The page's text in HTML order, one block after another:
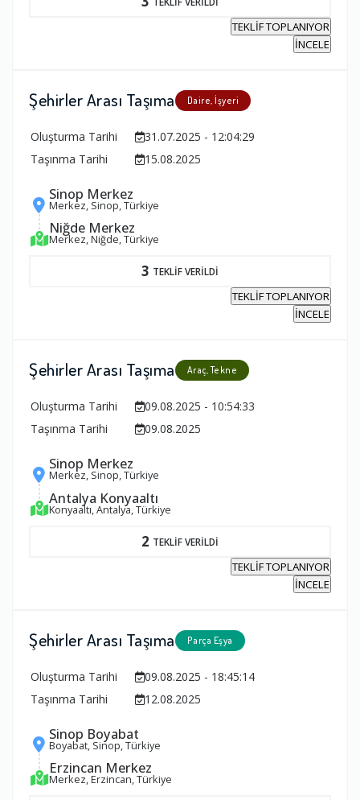
TEKLİF TOPLANIYOR
İNCELE
Şehirler Arası Taşıma Daire, İşyeri
Oluşturma Tarihi
31.07.2025 - 12:04:29
Taşınma Tarihi
15.08.2025
Sinop Merkez
Merkez, Sinop, Türkiye
Niğde Merkez
Merkez, Niğde, Türkiye
3 TEKLİF VERİLDİ
TEKLİF TOPLANIYOR
İNCELE
Şehirler Arası Taşıma Araç, Tekne
Oluşturma Tarihi
09.08.2025 - 10:54:33
Taşınma Tarihi
09.08.2025
Sinop Merkez
Merkez, Sinop, Türkiye
Antalya Konyaaltı
Konyaaltı, Antalya, Türkiye
2 TEKLİF VERİLDİ
TEKLİF TOPLANIYOR
İNCELE
Şehirler Arası Taşıma Parça Eşya
Oluşturma Tarihi
09.08.2025 - 18:45:14
Taşınma Tarihi
12.08.2025
Sinop Boyabat
Boyabat, Sinop, Türkiye
Erzincan Merkez
Merkez, Erzincan, Türkiye